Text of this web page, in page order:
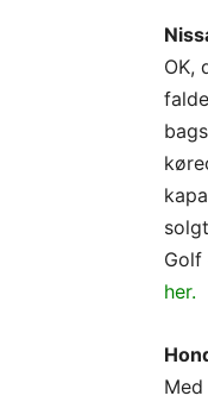
OK,
Golf
her.